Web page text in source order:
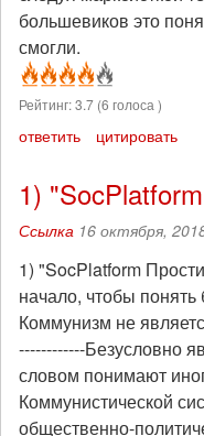
большевиков это
смогли.
Рейтинг:3.7 (6 голоса )
ответить цитировать
1)
Ссылка 16 октября,
1) "SocPlatform
начало, чтобы
Коммунизм не
------------Безусловно
словом понимают
Коммунистической
общественно-